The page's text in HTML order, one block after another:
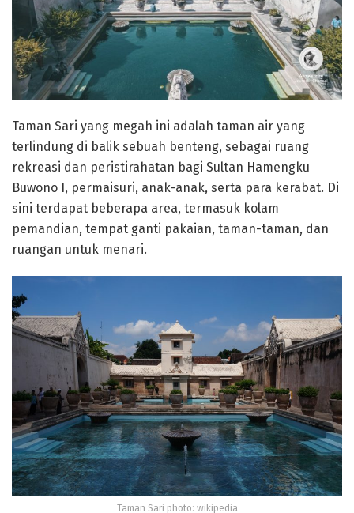
Taman Sari yang megah ini adalah taman air yang
terlindung di balik sebuah benteng, sebagai ruang
rekreasi dan peristirahatan bagi Sultan Hamengku
Buwono I, permaisuri, anak-anak, serta para kerabat. Di
sini terdapat beberapa area, termasuk kolam
pemandian, tempat ganti pakaian, taman-taman, dan
ruangan untuk menari.
Taman Sari photo: wikipedia